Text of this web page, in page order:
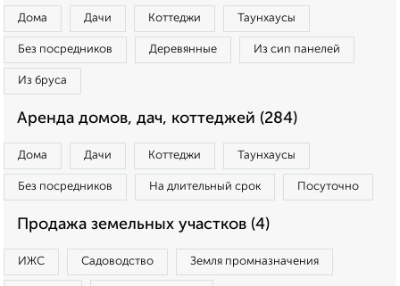
Дома Дачи Коттеджи Таунхаусы
Без посредников Деревянные Из сип панелей
Из бруса
Аренда домов, дач, коттеджей (284)
Дома Дачи Коттеджи Таунхаусы
Без посредников На длительный срок Посуточно
Продажа земельных участков (4)
ИЖС Садоводство Земля промназначения